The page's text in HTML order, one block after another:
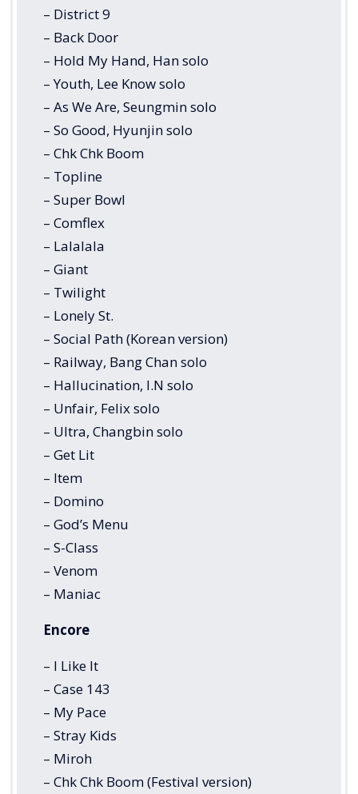
– District 9
– Back Door
– Hold My Hand, Han solo
– Youth, Lee Know solo
– As We Are, Seungmin solo
– So Good, Hyunjin solo
– Chk Chk Boom
– Topline
– Super Bowl
– Comflex
– Lalalala
– Giant
– Twilight
– Lonely St.
– Social Path (Korean version)
– Railway, Bang Chan solo
– Hallucination, I.N solo
– Unfair, Felix solo
– Ultra, Changbin solo
– Get Lit
– Item
– Domino
– God’s Menu
– S-Class
– Venom
– Maniac
Encore
– I Like It
– Case 143
– My Pace
– Stray Kids
– Miroh
– Chk Chk Boom (Festival version)